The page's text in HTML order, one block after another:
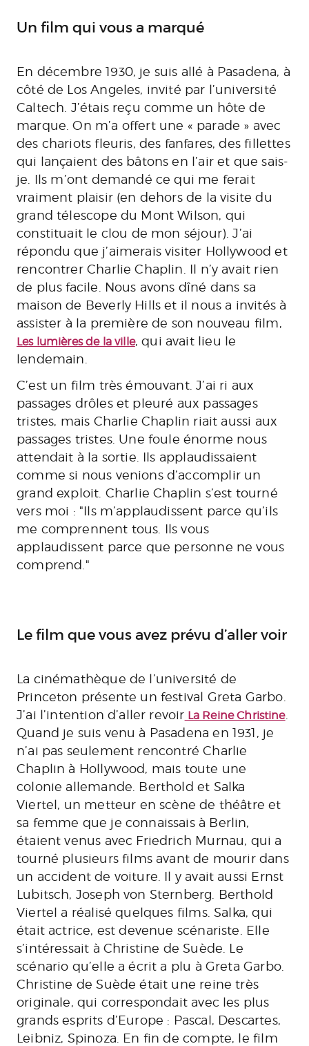
Un film qui vous a marqué
En décembre 1930, je suis allé à Pasadena, à
côté de Los Angeles, invité par l’université
Caltech. J’étais reçu comme un hôte de
marque. On m’a offert une « parade » avec
des chariots fleuris, des fanfares, des fillettes
qui lançaient des bâtons en l’air et que sais-
je. Ils m’ont demandé ce qui me ferait
vraiment plaisir (en dehors de la visite du
grand télescope du Mont Wilson, qui
constituait le clou de mon séjour). J’ai
répondu que j’aimerais visiter Hollywood et
rencontrer Charlie Chaplin. Il n’y avait rien
de plus facile. Nous avons dîné dans sa
maison de Beverly Hills et il nous a invités à
assister à la première de son nouveau film,
Les lumières de la ville, qui avait lieu le
lendemain.
C’est un film très émouvant. J’ai ri aux
passages drôles et pleuré aux passages
tristes, mais Charlie Chaplin riait aussi aux
passages tristes. Une foule énorme nous
attendait à la sortie. Ils applaudissaient
comme si nous venions d’accomplir un
grand exploit. Charlie Chaplin s’est tourné
vers moi : "Ils m’applaudissent parce qu’ils
me comprennent tous. Ils vous
applaudissent parce que personne ne vous
comprend."
Le film que vous avez prévu d’aller voir
La cinémathèque de l’université de
Princeton présente un festival Greta Garbo.
J’ai l’intention d’aller revoir La Reine Christine.
Quand je suis venu à Pasadena en 1931, je
n’ai pas seulement rencontré Charlie
Chaplin à Hollywood, mais toute une
colonie allemande. Berthold et Salka
Viertel, un metteur en scène de théâtre et
sa femme que je connaissais à Berlin,
étaient venus avec Friedrich Murnau, qui a
tourné plusieurs films avant de mourir dans
un accident de voiture. Il y avait aussi Ernst
Lubitsch, Joseph von Sternberg. Berthold
Viertel a réalisé quelques films. Salka, qui
était actrice, est devenue scénariste. Elle
s’intéressait à Christine de Suède. Le
scénario qu’elle a écrit a plu à Greta Garbo.
Christine de Suède était une reine très
originale, qui correspondait avec les plus
grands esprits d’Europe : Pascal, Descartes,
Leibniz, Spinoza. En fin de compte, le film